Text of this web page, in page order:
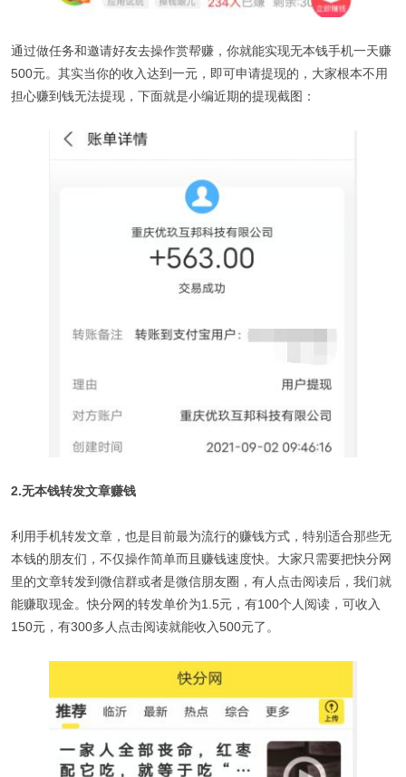
通过做任务和邀请好友去操作赏帮赚，你就能实现无本钱手机一天赚
500元。其实当你的收入达到一元，即可申请提现的，大家根本不用
担心赚到钱无法提现，下面就是小编近期的提现截图：
2.无本钱转发文章赚钱
利用手机转发文章，也是目前最为流行的赚钱方式，特别适合那些无
本钱的朋友们，不仅操作简单而且赚钱速度快。大家只需要把快分网
里的文章转发到微信群或者是微信朋友圈，有人点击阅读后，我们就
能赚取现金。快分网的转发单价为1.5元，有100个人阅读，可收入
150元，有300多人点击阅读就能收入500元了。